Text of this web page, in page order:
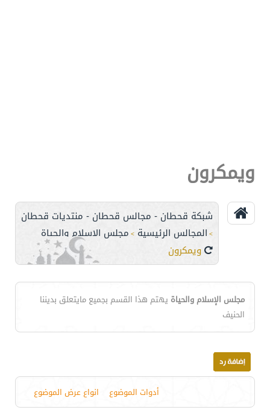
ويمكرون
شبكة قحطان - مجالس قحطان - منتديات قحطان
> المجالس الرئيسية > مجلس الإسلام والحياة
ويمكرون
مجلس الإسلام والحياة يهتم هذا القسم بجميع مايتعلق بديننا
الحنيف
أدوات الموضوع انواع عرض الموضوع